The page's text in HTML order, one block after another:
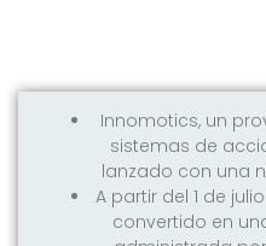
Innomotics, un
sistemas de
lanzado con una
A partir del 1 de
convertido en